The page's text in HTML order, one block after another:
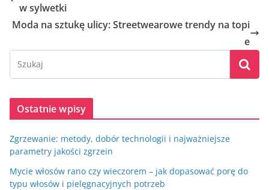
w sylwetki
Moda na sztukę ulicy: Streetwearowe trendy na topi
e
Ostatnie wpisy
Zgrzewanie: metody, dobór technologii i najważniejsze
parametry jakości zgrzein
Mycie włosów rano czy wieczorem – jak dopasować porę do
typu włosów i pielęgnacyjnych potrzeb